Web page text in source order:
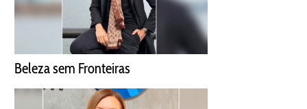
Beleza sem Fronteiras